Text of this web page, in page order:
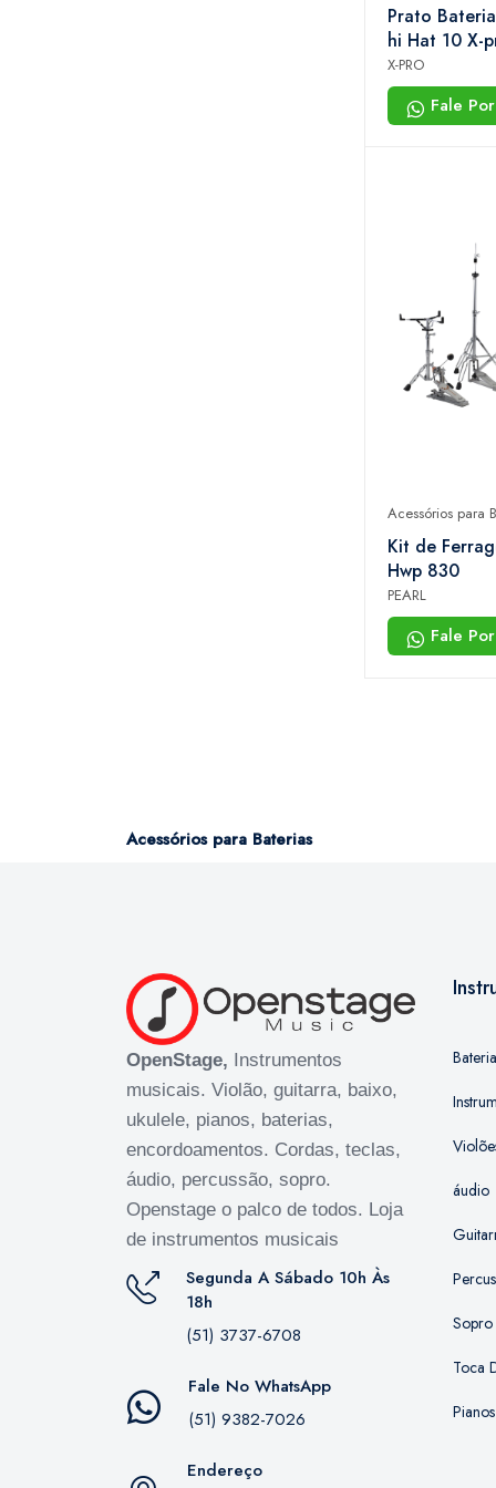
Prato
hi Hat 10 X-
Ed100
X-PRO
Fale
Acessórios para
Kit de
Hwp 830
PEARL
Fale
Acessórios para Baterias
OpenStage, Instrumentos
musicais. Violão, guitarra, baixo,
ukulele, pianos, baterias,
encordoamentos. Cordas, teclas,
áudio, percussão, sopro.
Openstage o palco de todos. Loja
de instrumentos musicais
Segunda A Sábado 10h Às
18h
(51) 3737-6708
Fale No WhatsApp
(51) 9382-7026
Endereço
áudio
Sopro
Toca
Pianos